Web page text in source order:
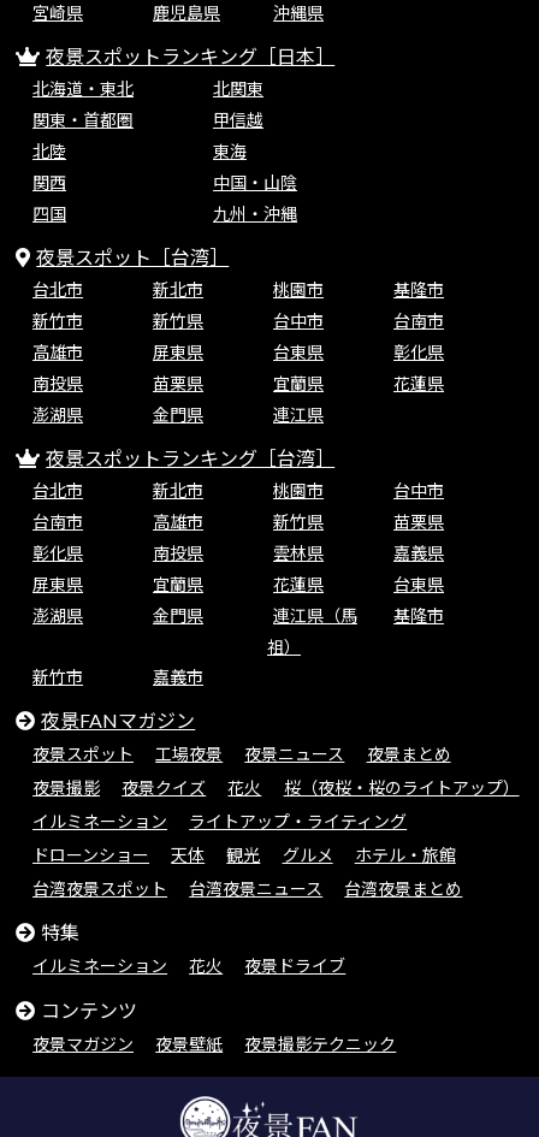
宮崎県
鹿児島県 沖縄県
夜景スポットランキング［日本］
北海道・東北
北関東
関東・首都圏
甲信越
北陸
東海
関西
中国・山陰
四国
九州・沖縄
夜景スポット［台湾］
台北市 新北市 桃園市
基隆市
新竹市
新竹県 台中市
台南市
高雄市
屏東県 台東県
彰化県
南投県
苗栗県 宜蘭県
花蓮県
澎湖県
金門県 連江県
夜景スポットランキング［台湾］
台北市 新北市 桃園市
台中市
台南市
高雄市 新竹県
苗栗県
彰化県
南投県 雲林県
嘉義県
屏東県
宜蘭県 花蓮県
台東県
澎湖県
金門県
連江県（馬
祖）
基隆市
新竹市 嘉義市
夜景FANマガジン
夜景スポット 工場夜景 夜景ニュース
夜景まとめ
夜景撮影
夜景クイズ 花火
桜（夜桜・桜のライトアップ）
イルミネーション
ライトアップ・ライティング
ドローンショー
天体 観光 グルメ
ホテル・旅館
台湾夜景スポット
台湾夜景ニュース 台湾夜景まとめ
特集
イルミネーション 花火 夜景ドライブ
コンテンツ
夜景マガジン 夜景壁紙 夜景撮影テクニック